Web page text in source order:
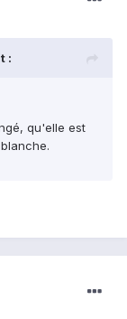
:
qu'elle est